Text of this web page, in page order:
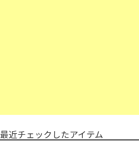
最近チェックしたアイテム